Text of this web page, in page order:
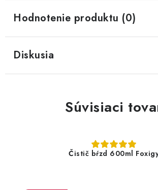
Hodnotenie produktu (0)
Diskusia
Súvisiaci
Čistič bŕzd 600ml